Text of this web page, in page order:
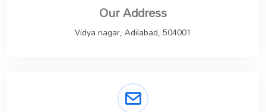
Our Address
Vidya nagar, Adilabad, 504001